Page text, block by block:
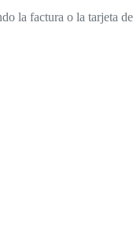
la factura o la tarjeta de